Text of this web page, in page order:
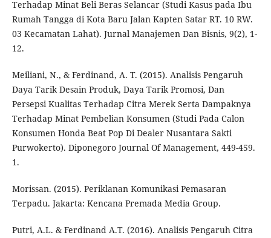
Terhadap Minat Beli Beras Selancar (Studi Kasus pada Ibu
Rumah Tangga di Kota Baru Jalan Kapten Satar RT. 10 RW.
03 Kecamatan Lahat). Jurnal Manajemen Dan Bisnis, 9(2), 1-
12.
Meiliani, N., & Ferdinand, A. T. (2015). Analisis Pengaruh
Daya Tarik Desain Produk, Daya Tarik Promosi, Dan
Persepsi Kualitas Terhadap Citra Merek Serta Dampaknya
Terhadap Minat Pembelian Konsumen (Studi Pada Calon
Konsumen Honda Beat Pop Di Dealer Nusantara Sakti
Purwokerto). Diponegoro Journal Of Management, 449-459.
1.
Morissan. (2015). Periklanan Komunikasi Pemasaran
Terpadu. Jakarta: Kencana Premada Media Group.
Putri, A.L. & Ferdinand A.T. (2016). Analisis Pengaruh Citra